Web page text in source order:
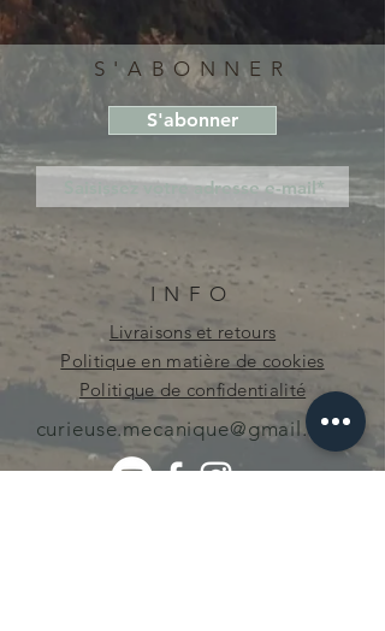
S'ABONNER
S'abonner
INFO
Livraisons et retours
Politique en matière de cookies
Politique de confidentialité
curieuse.mecanique@gmail.com